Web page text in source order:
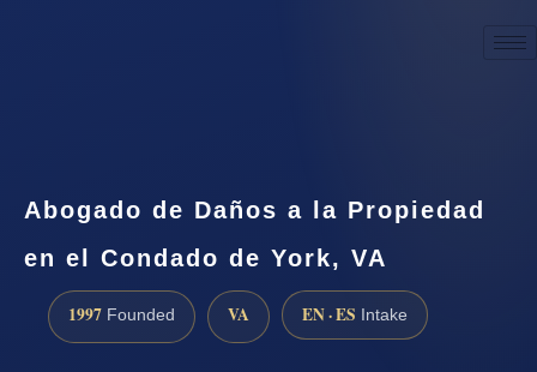
Abogado de Daños a la Propiedad
en el Condado de York, VA
1997 Founded VA EN · ES Intake